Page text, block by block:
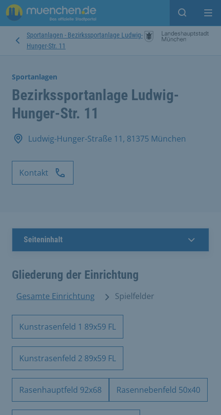
Suche
Sportanlagen - Bezirkssportanlage Ludwig-
Hunger-Str. 11
Sportanlagen
Bezirkssportanlage Ludwig-
Hunger-Str. 11
Ludwig-Hunger-Straße 11, 81375 München
Kontakt
Seiteninhalt
Gliederung der Einrichtung
Gesamte Einrichtung Spielfelder
Kunstrasenfeld 1 89x59 FL
Kunstrasenfeld 2 89x59 FL
Rasenhauptfeld 92x68 Rasennebenfeld 50x40